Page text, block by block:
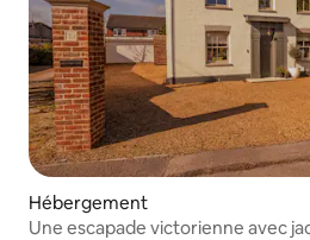
Hébergement
Une escapade victorienne avec